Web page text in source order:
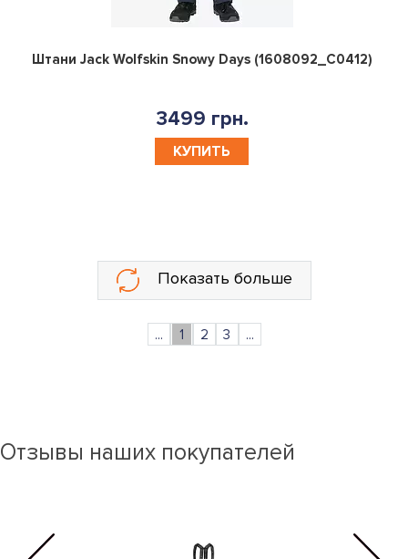
0
Штани Jack Wolfskin Snowy Days (1608092_C0412)
3499 грн.
КУПИТЬ
Показать больше
... 1 2 3 ...
Отзывы наших покупателей